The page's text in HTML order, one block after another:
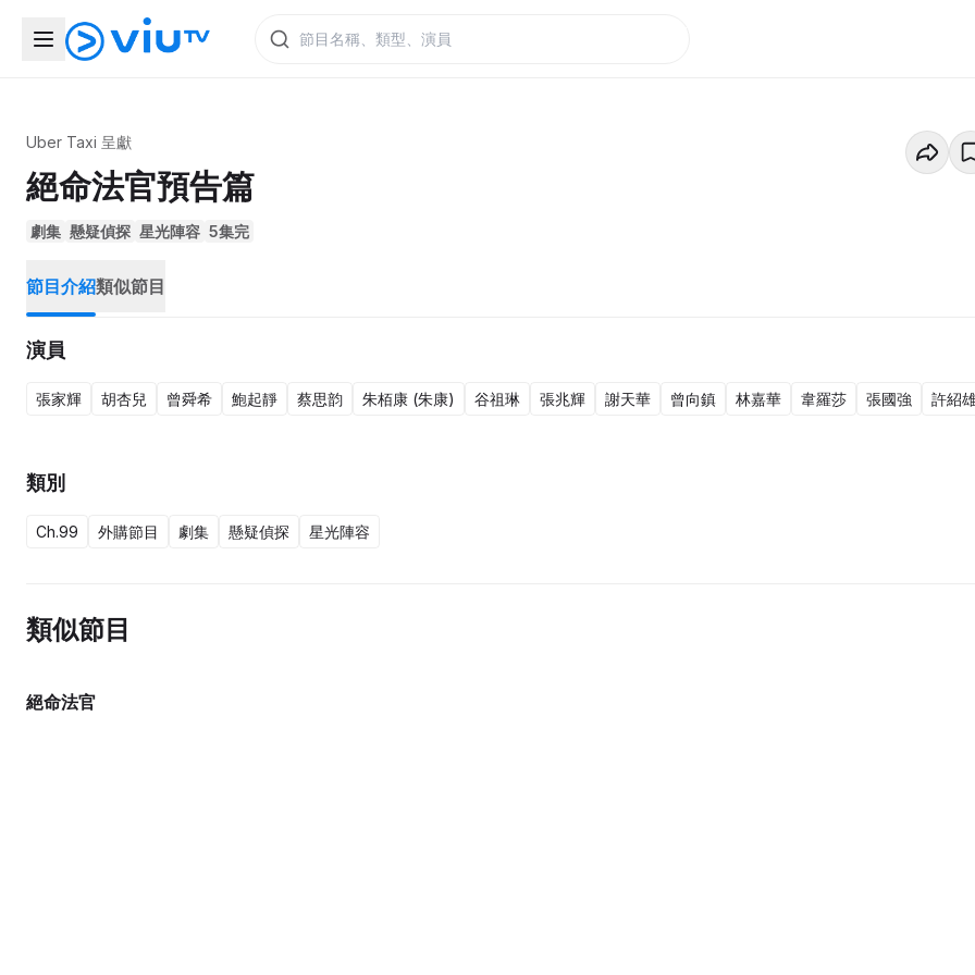
Uber Taxi 呈獻
絕命法官預告篇
劇集 懸疑偵探 星光陣容 5集完
節目介紹類似節目
演員
張家輝 胡杏兒 曾舜希 鮑起靜 蔡思韵 朱栢康 (朱康) 谷祖琳 張兆輝 謝天華 曾向鎮 林嘉華 韋羅莎 張國強 許紹
類別
Ch.99 外購節目 劇集 懸疑偵探 星光陣容
類似節目
絕命法官